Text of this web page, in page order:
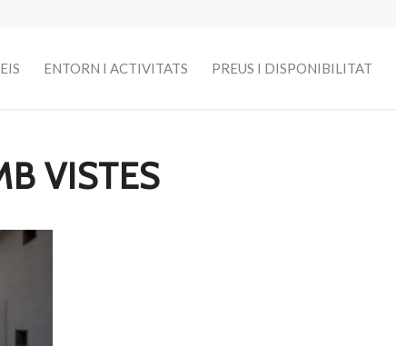
ENTORN I ACTIVITATS PREUS I DISPONIBILITAT
VISTES